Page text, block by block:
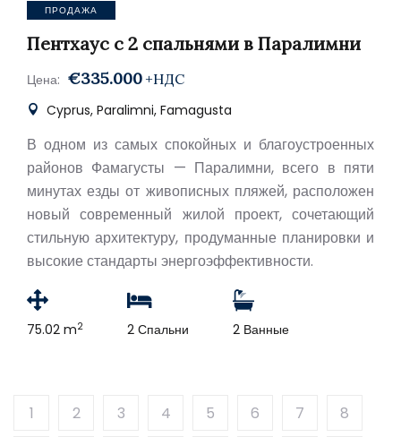
ПРОДАЖА
Пентхаус с 2 спальнями в Паралимни
Цена: €335.000 +НДС
Cyprus, Paralimni, Famagusta
В одном из самых спокойных и благоустроенных
районов Фамагусты — Паралимни, всего в пяти
минутах езды от живописных пляжей, расположен
новый современный жилой проект, сочетающий
стильную архитектуру, продуманные планировки и
высокие стандарты энергоэффективности.
75.02 m2 2 Спальни 2 Ванные
1 2 3 4 5 6 7
8